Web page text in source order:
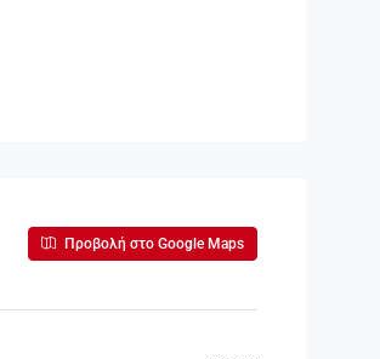
Προβολή στο Google Maps